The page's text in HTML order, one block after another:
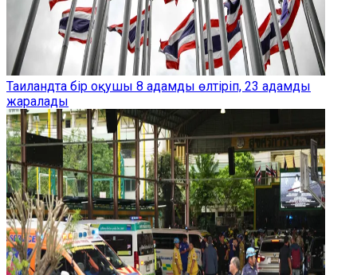
Таиландта бір оқушы 8 адамды өлтіріп, 23 адамды
жаралады